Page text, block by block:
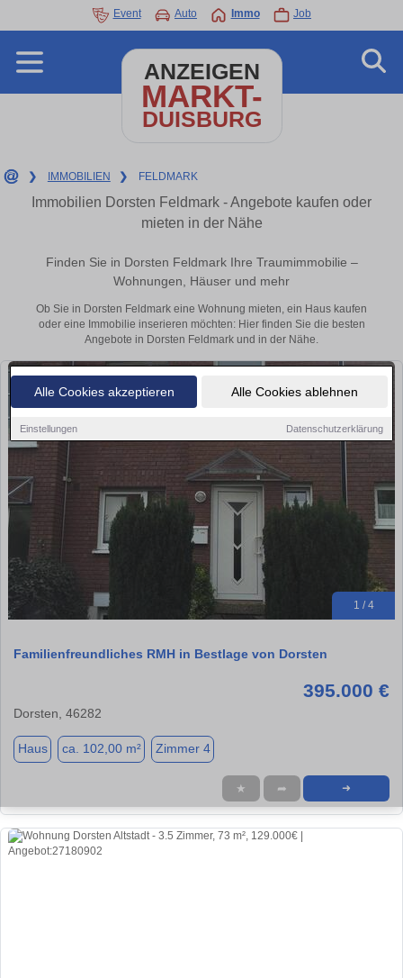
Alle Cookies akzeptieren Alle Cookies ablehnen
Einstellungen Datenschutzerklärung
Event Auto Immo Job
ANZEIGEN
MARKT-
DUISBURG
❯ IMMOBILIEN ❯ FELDMARK
Immobilien Dorsten Feldmark - Angebote kaufen oder
mieten in der Nähe
Finden Sie in Dorsten Feldmark Ihre Traumimmobilie –
Wohnungen, Häuser und mehr
Ob Sie in Dorsten Feldmark eine Wohnung mieten, ein Haus kaufen
oder eine Immobilie inserieren möchten: Hier finden Sie die besten
Angebote in Dorsten Feldmark und in der Nähe.
1 / 4
Familienfreundliches RMH in Bestlage von Dorsten
395.000 €
Dorsten, 46282
Haus ca. 102,00 m² Zimmer 4
★ ➦ ➜